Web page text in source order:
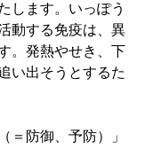
します。いっぽう
動する免疫は、異
。発熱やせき、下
い出そうとするた
防御、予防）」